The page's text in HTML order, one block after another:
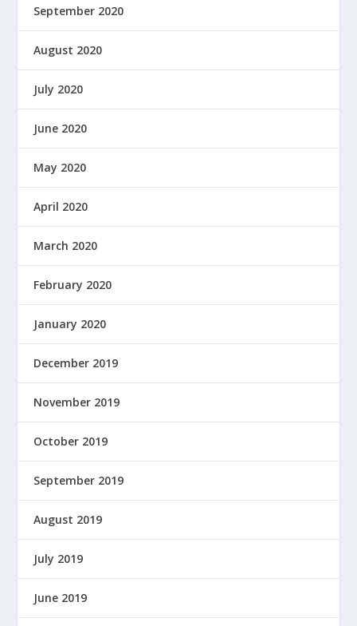
September 2020
August 2020
July 2020
June 2020
May 2020
April 2020
March 2020
February 2020
January 2020
December 2019
November 2019
October 2019
September 2019
August 2019
July 2019
June 2019